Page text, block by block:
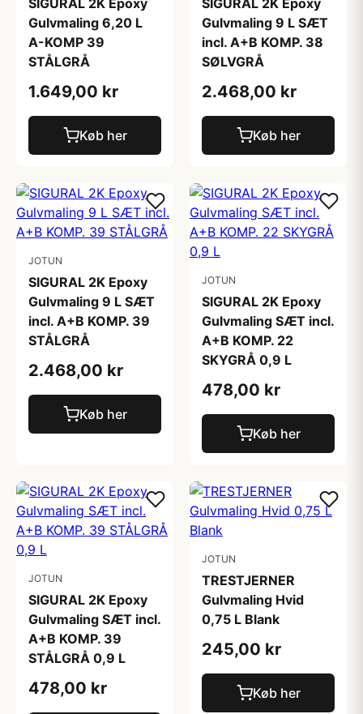
SIGURAL 2K Epoxy
Gulvmaling 6,20 L
A-KOMP 39
STÅLGRÅ
1.649,00 kr
Køb her
SIGURAL 2K Epoxy
Gulvmaling 9 L SÆT
incl. A+B KOMP. 38
SØLVGRÅ
2.468,00 kr
Køb her
JOTUN
SIGURAL 2K Epoxy
Gulvmaling 9 L SÆT
incl. A+B KOMP. 39
STÅLGRÅ
2.468,00 kr
Køb her
JOTUN
SIGURAL 2K Epoxy
Gulvmaling SÆT incl.
A+B KOMP. 22
SKYGRÅ 0,9 L
478,00 kr
Køb her
JOTUN
SIGURAL 2K Epoxy
Gulvmaling SÆT incl.
A+B KOMP. 39
STÅLGRÅ 0,9 L
478,00 kr
JOTUN
TRESTJERNER
Gulvmaling Hvid
0,75 L Blank
245,00 kr
Køb her